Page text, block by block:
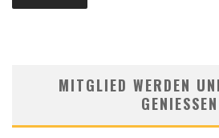
MITGLIED WERDEN
GENIESSEN